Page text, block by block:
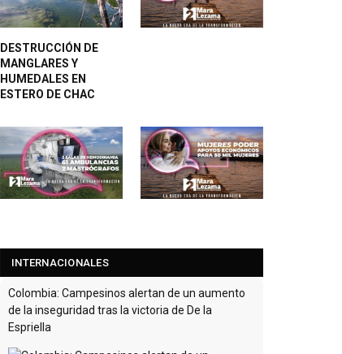
DESTRUCCIÓN DE
MANGLARES Y
HUMEDALES EN
ESTERO DE CHAC
INTERNACIONALES
Colombia: Campesinos alertan de un aumento
de la inseguridad tras la victoria de De la
Espriella